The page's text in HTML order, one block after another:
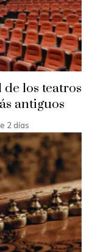
los teatros
antiguos
2 días